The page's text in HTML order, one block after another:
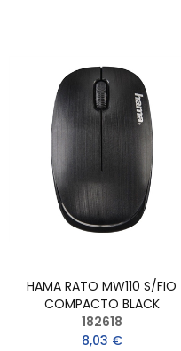
HAMA RATO MW110 S/FIO
COMPACTO BLACK
182618
8,03 €